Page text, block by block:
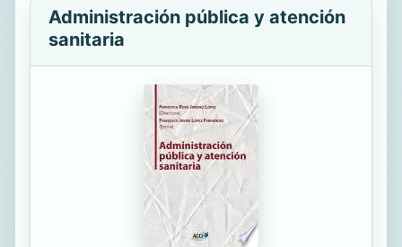
Administración pública y atención
sanitaria